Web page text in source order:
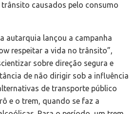
causados pelo consumo
autarquia lançou a campanha
respeitar a vida no trânsito”,
sobre direção segura e
de não dirigir sob a influência
de transporte público
e o trem, quando se faz a